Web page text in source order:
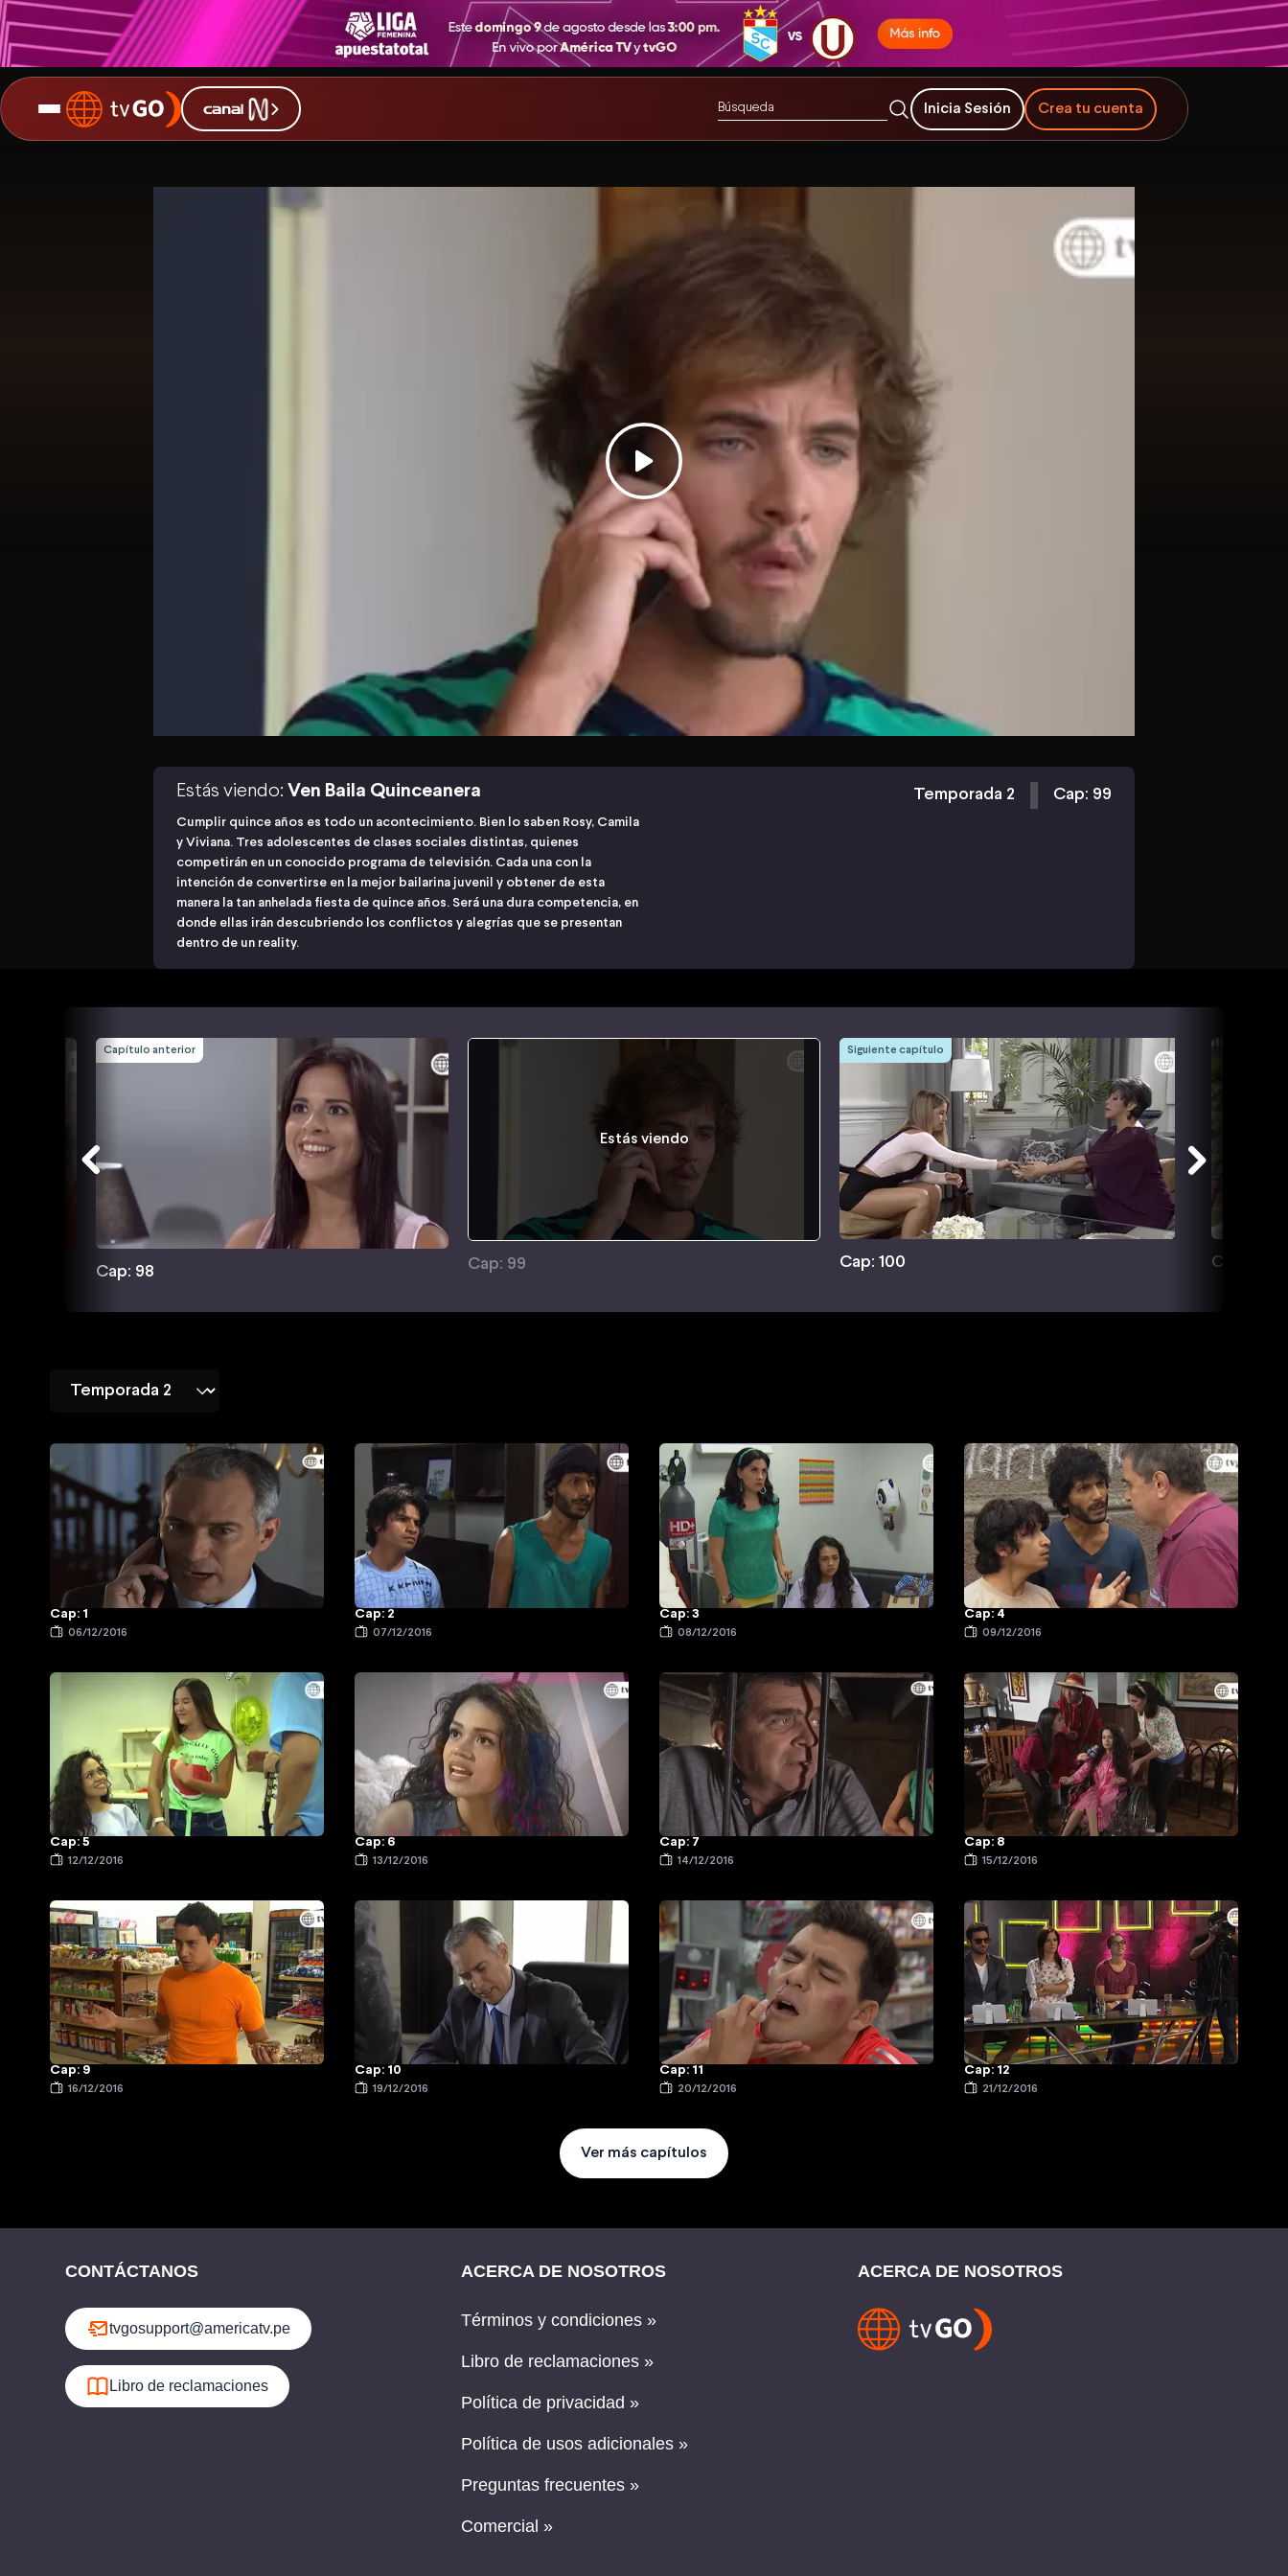
Inicia Sesión Crea tu cuenta
Estás viendo: Ven Baila Quinceanera
Cumplir quince años es todo un acontecimiento. Bien lo saben Rosy, Camila
y Viviana. Tres adolescentes de clases sociales distintas, quienes
competirán en un conocido programa de televisión. Cada una con la
intención de convertirse en la mejor bailarina juvenil y obtener de esta
manera la tan anhelada fiesta de quince años. Será una dura competencia, en
donde ellas irán descubriendo los conflictos y alegrías que se presentan
dentro de un reality.
Temporada 2 Cap: 99
Capítulo anterior
Cap: 98
Estás viendo
Cap: 99
Siguiente capítulo
Cap: 100 Cap: 101
Cap: 1
06/12/2016
Cap: 2
07/12/2016
Cap: 3
08/12/2016
Cap: 4
09/12/2016
Cap: 5
12/12/2016
Cap: 6
13/12/2016
Cap: 7
14/12/2016
Cap: 8
15/12/2016
Cap: 9
16/12/2016
Cap: 10
19/12/2016
Cap: 11
20/12/2016
Cap: 12
21/12/2016
Ver más capítulos
CONTÁCTANOS
tvgosupport@americatv.pe
Libro de reclamaciones
ACERCA DE NOSOTROS
Términos y condiciones »
Libro de reclamaciones »
Política de privacidad »
Política de usos adicionales »
Preguntas frecuentes »
Comercial »
ACERCA DE NOSOTROS